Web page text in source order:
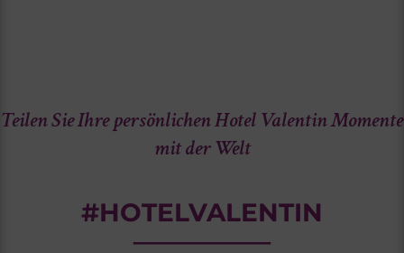
Teilen Sie Ihre persönlichen Hotel Valentin Momente
mit der Welt
#HOTELVALENTIN